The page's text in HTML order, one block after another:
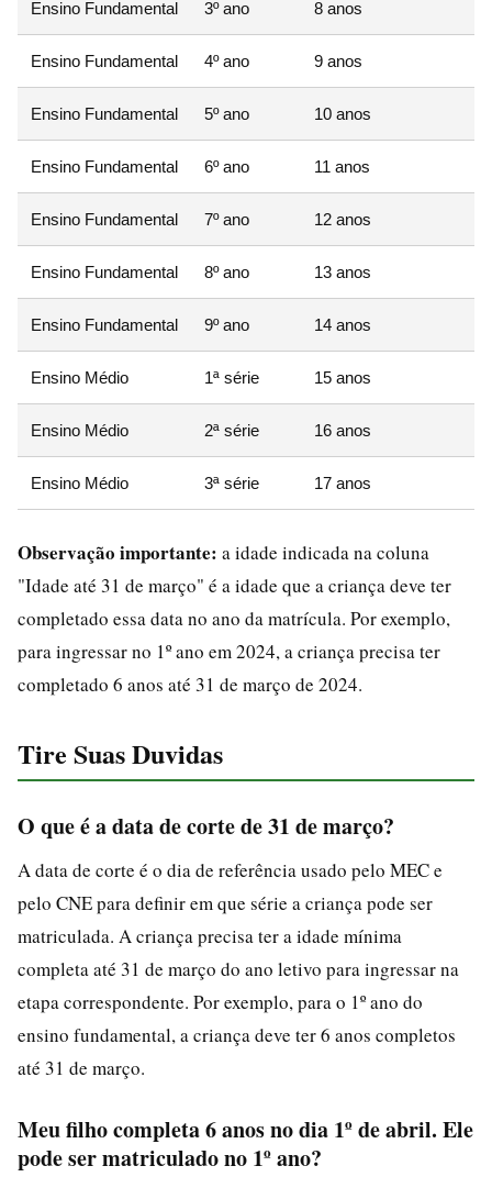
Ensino Fundamental 3º ano 8 anos
Ensino Fundamental 4º ano 9 anos
Ensino Fundamental 5º ano 10 anos
Ensino Fundamental 6º ano 11 anos
Ensino Fundamental 7º ano 12 anos
Ensino Fundamental 8º ano 13 anos
Ensino Fundamental 9º ano 14 anos
Ensino Médio 1ª série 15 anos
Ensino Médio 2ª série 16 anos
Ensino Médio 3ª série 17 anos
Observação importante: a idade indicada na coluna
"Idade até 31 de março" é a idade que a criança deve ter
completado essa data no ano da matrícula. Por exemplo,
para ingressar no 1º ano em 2024, a criança precisa ter
completado 6 anos até 31 de março de 2024.
Tire Suas Duvidas
O que é a data de corte de 31 de março?
A data de corte é o dia de referência usado pelo MEC e
pelo CNE para definir em que série a criança pode ser
matriculada. A criança precisa ter a idade mínima
completa até 31 de março do ano letivo para ingressar na
etapa correspondente. Por exemplo, para o 1º ano do
ensino fundamental, a criança deve ter 6 anos completos
até 31 de março.
Meu filho completa 6 anos no dia 1º de abril. Ele
pode ser matriculado no 1º ano?